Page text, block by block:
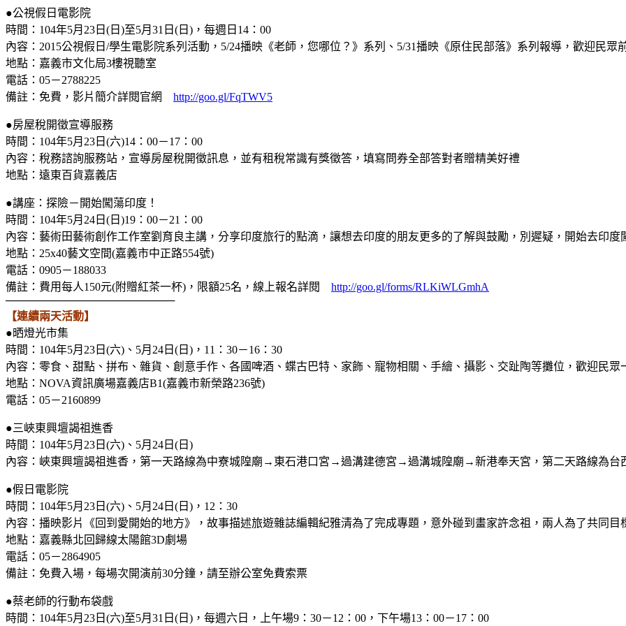
●公視假日電影院
時間：104年5月23日(日)至5月31日(日)，每週日14：00
內容：2015公視假日/學生電影院系列活動，5/24播映《老師，您哪位？》系列、5/31播映《原住民部落》系列報導，歡迎民眾
地點：嘉義市文化局3樓視聽室
電話：05－2788225
備註：免費，影片簡介詳閱官網 http://goo.gl/FqTWV5
●房屋稅開徵宣導服務
時間：104年5月23日(六)14：00－17：00
內容：稅務諮詢服務站，宣導房屋稅開徵訊息，並有租稅常識有獎徵答，填寫問券全部答對者贈精美好禮
地點：遠東百貨嘉義店
●講座：探險－開始闖蕩印度！
時間：104年5月24日(日)19：00－21：00
內容：藝術田藝術創作工作室劉育良主講，分享印度旅行的點滴，讓想去印度的朋友更多的了解與鼓勵，別遲疑，開始去印度
地點：25x40藝文空間(嘉義市中正路554號)
電話：0905－188033
備註：費用每人150元(附贈紅茶一杯)，限額25名，線上報名詳閱 http://goo.gl/forms/RLKiWLGmhA
──────────────────────
【連續兩天活動】
●晒燈光市集
時間：104年5月23日(六)、5月24日(日)，11：30－16：30
內容：零食、甜點、拼布、雜貨、創意手作、各國啤酒、蝶古巴特、家飾、寵物相關、手繪、攝影、交趾陶等攤位，歡迎民眾
地點：NOVA資訊廣場嘉義店B1(嘉義市新榮路236號)
電話：05－2160899
●三峽東興壇謁祖進香
時間：104年5月23日(六)、5月24日(日)
內容：峽東興壇謁祖進香，第一天路線為中寮城隍廟→東石港口宮→過溝建德宮→過溝城隍廟→新港奉天宮，第二天路線為
●假日電影院
時間：104年5月23日(六)、5月24日(日)，12：30
內容：播映影片《回到愛開始的地方》，故事描述旅遊雜誌編輯紀雅清為了完成專題，意外碰到畫家許念祖，兩人為了共同
地點：嘉義縣北回歸線太陽館3D劇場
電話：05－2864905
備註：免費入場，每場次開演前30分鐘，請至辦公室免費索票
●蔡老師的行動布袋戲
時間：104年5月23日(六)至5月31日(日)，每週六日，上午場9：30－12：00，下午場13：00－17：00